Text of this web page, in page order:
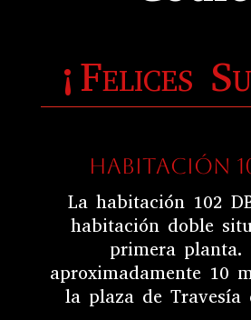
¡Felices
HABITACIÓN
La habitación 102
habitación doble
primera planta.
aproximadamente 10
la plaza de Travesía